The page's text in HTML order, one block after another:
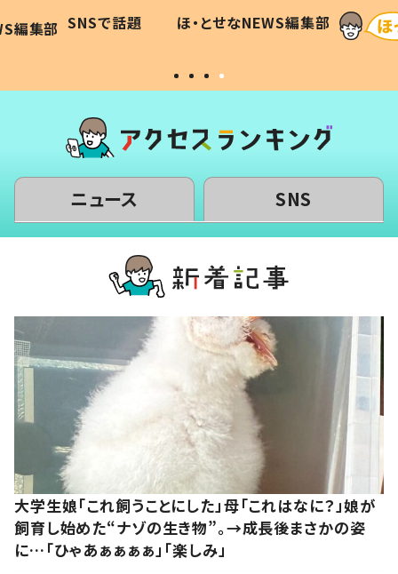
編集部
作り続ける理由とは #令和の親
#令和の子
SNSで話題 ほ・とせなNEWS編集部 「涙が
い」
ニュース SNS
大学生娘「これ飼うことにした」母「これはなに？」娘が
飼育し始めた“ナゾの生き物”。→成長後まさかの姿
に…「ひゃあぁぁぁぁ」「楽しみ」